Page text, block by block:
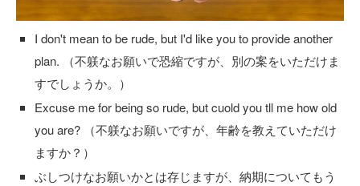
I don't mean to be rude, but I'd like you to provide another
plan. （不躾なお願いで恐縮ですが、別の案をいただけま
すでしょうか。）
Excuse me for being so rude, but cuold you tll me how old
you are? （不躾なお願いですが、年齢を教えていただけ
ますか？）
ぶしつけなお願いかとは存じますが、納期についてもう